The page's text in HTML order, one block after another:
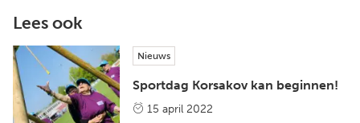
Lees ook
Nieuws
Sportdag Korsakov kan beginnen!
15 april 2022